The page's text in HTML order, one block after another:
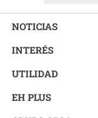
NOTICIAS
INTERÉS
UTILIDAD
EH PLUS